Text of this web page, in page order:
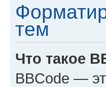
тем
Что такое
BBCode —